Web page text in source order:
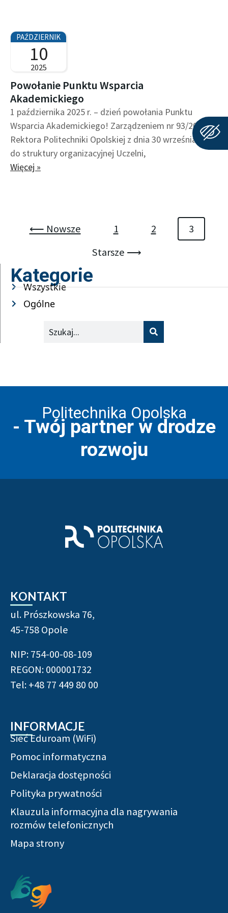
PAŹDZIERNIK
10
2025
Powołanie Punktu Wsparcia
Akademickiego
1 października 2025 r. – dzień powołania Punktu
Wsparcia Akademickiego! Zarządzeniem nr 93/2025
Rektora Politechniki Opolskiej z dnia 30 września 2025
do struktury organizacyjnej Uczelni,
Więcej »
⟵ Nowsze 1 2
3
Starsze ⟶
Kategorie
Wszystkie
Ogólne
Politechnika Opolska
- Twój partner w drodze
rozwoju
KONTAKT
ul. Prószkowska 76,
45-758 Opole
NIP: 754-00-08-109
REGON: 000001732
Tel: +48 77 449 80 00
INFORMACJE
Sieć Eduroam (WiFi)
Pomoc informatyczna
Deklaracja dostępności
Polityka prywatności
Klauzula informacyjna dla nagrywania
rozmów telefonicznych
Mapa strony
Serwisy społecznościowe